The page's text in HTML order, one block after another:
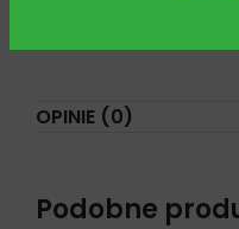
OPINIE (0)
Podobne